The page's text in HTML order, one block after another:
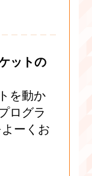
ットの
を動か
ログラ
ーくお